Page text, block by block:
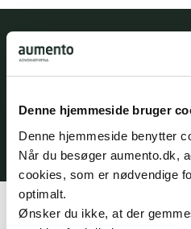
Denne hjemmeside bruger
Denne hjemmeside benytter
Når du besøger aumento.dk,
cookies, som er nødvendige
optimalt.
Ønsker du ikke, at der
Profil